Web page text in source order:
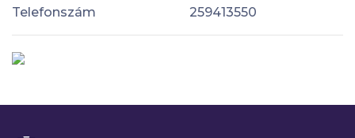
Telefonszám 259413550